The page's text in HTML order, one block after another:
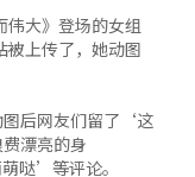
伟大》登场的女组
上传了，她动图
图后网友们留了‘这
漂亮的身
哒’等评论。